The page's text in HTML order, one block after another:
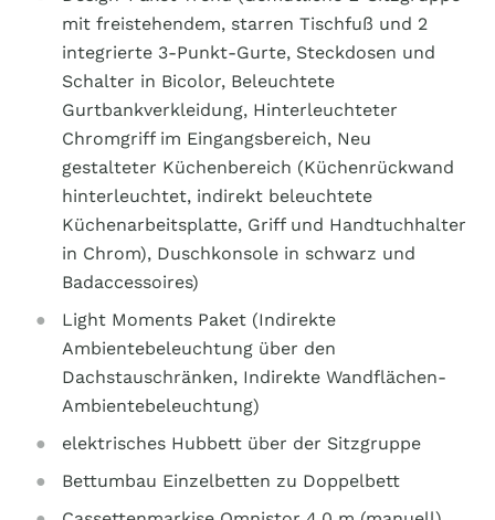
mit freistehendem, starren Tischfuß und 2
integrierte 3-Punkt-Gurte, Steckdosen und
Schalter in Bicolor, Beleuchtete
Gurtbankverkleidung, Hinterleuchteter
Chromgriff im Eingangsbereich, Neu
gestalteter Küchenbereich (Küchenrückwand
hinterleuchtet, indirekt beleuchtete
Küchenarbeitsplatte, Griff und Handtuchhalter
in Chrom), Duschkonsole in schwarz und
Badaccessoires)
Light Moments Paket (Indirekte
Ambientebeleuchtung über den
Dachstauschränken, Indirekte Wandflächen-
Ambientebeleuchtung)
elektrisches Hubbett über der Sitzgruppe
Bettumbau Einzelbetten zu Doppelbett